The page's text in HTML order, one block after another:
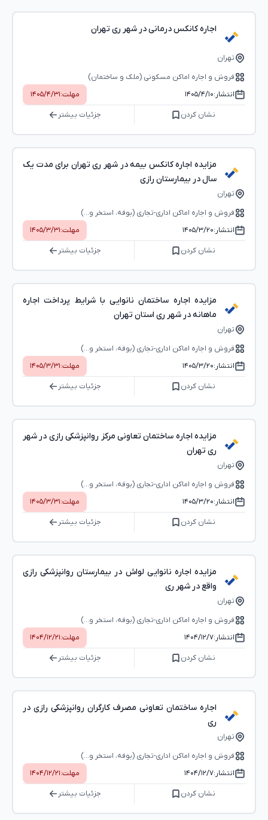
اجاره کانکس درمانی در شهر ری تهران
تهران
فروش و اجاره اماکن مسکونی (ملک و ساختمان)
انتشار:۱۴۰۵/۴/۱۰ مهلت:۱۴۰۵/۴/۳۱
نشان کردن جزئیات بیشتر
مزایده اجاره کانکس بیمه در شهر ری تهران برای مدت یک
سال در بیمارستان رازی
تهران
فروش و اجاره اماکن اداری-تجاری (بوفه، استخر و...)
انتشار:۱۴۰۵/۳/۲۰ مهلت:۱۴۰۵/۳/۳۱
نشان کردن جزئیات بیشتر
مزایده اجاره ساختمان نانوایی با شرایط پرداخت اجاره
ماهانه در شهر ری استان تهران
تهران
فروش و اجاره اماکن اداری-تجاری (بوفه، استخر و...)
انتشار:۱۴۰۵/۳/۲۰ مهلت:۱۴۰۵/۳/۳۱
نشان کردن جزئیات بیشتر
مزایده اجاره ساختمان تعاونی مرکز روانپزشکی رازی در شهر
ری تهران
تهران
فروش و اجاره اماکن اداری-تجاری (بوفه، استخر و...)
انتشار:۱۴۰۵/۳/۲۰ مهلت:۱۴۰۵/۳/۳۱
نشان کردن جزئیات بیشتر
مزایده اجاره نانوایی لواش در بیمارستان روانپزشکی رازی
واقع در شهر ری
تهران
فروش و اجاره اماکن اداری-تجاری (بوفه، استخر و...)
انتشار:۱۴۰۴/۱۲/۷ مهلت:۱۴۰۴/۱۲/۲۱
نشان کردن جزئیات بیشتر
اجاره ساختمان تعاونی مصرف کارگران روانپزشکی رازی در
ری
تهران
فروش و اجاره اماکن اداری-تجاری (بوفه، استخر و...)
انتشار:۱۴۰۴/۱۲/۷ مهلت:۱۴۰۴/۱۲/۲۱
نشان کردن جزئیات بیشتر